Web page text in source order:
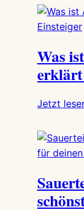
Was
Jetzt